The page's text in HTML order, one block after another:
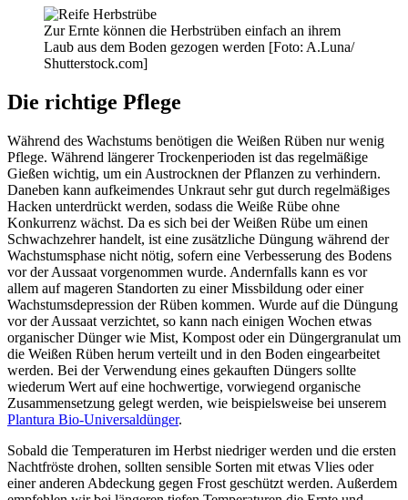
Zur Ernte können die Herbstrüben einfach an ihrem
Laub aus dem Boden gezogen werden [Foto: A.Luna/
Shutterstock.com]
Die richtige Pflege
Während des Wachstums benötigen die Weißen Rüben nur wenig
Pflege. Während längerer Trockenperioden ist das regelmäßige
Gießen wichtig, um ein Austrocknen der Pflanzen zu verhindern.
Daneben kann aufkeimendes Unkraut sehr gut durch regelmäßiges
Hacken unterdrückt werden, sodass die Weiße Rübe ohne
Konkurrenz wächst. Da es sich bei der Weißen Rübe um einen
Schwachzehrer handelt, ist eine zusätzliche Düngung während der
Wachstumsphase nicht nötig, sofern eine Verbesserung des Bodens
vor der Aussaat vorgenommen wurde. Andernfalls kann es vor
allem auf mageren Standorten zu einer Missbildung oder einer
Wachstumsdepression der Rüben kommen. Wurde auf die Düngung
vor der Aussaat verzichtet, so kann nach einigen Wochen etwas
organischer Dünger wie Mist, Kompost oder ein Düngergranulat um
die Weißen Rüben herum verteilt und in den Boden eingearbeitet
werden. Bei der Verwendung eines gekauften Düngers sollte
wiederum Wert auf eine hochwertige, vorwiegend organische
Zusammensetzung gelegt werden, wie beispielsweise bei unserem
Plantura Bio-Universaldünger.
Sobald die Temperaturen im Herbst niedriger werden und die ersten
Nachtfröste drohen, sollten sensible Sorten mit etwas Vlies oder
einer anderen Abdeckung gegen Frost geschützt werden. Außerdem